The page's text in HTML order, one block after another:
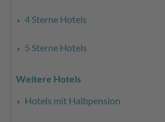
4 Sterne Hotels
5 Sterne Hotels
Weitere Hotels
Hotels mit Halbpension